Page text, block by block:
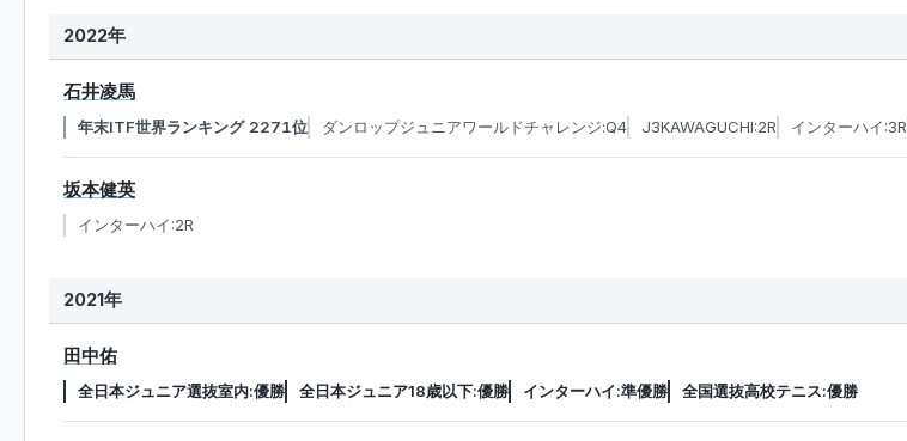
2022年
石井凌馬
年末ITF世界ランキング 2271位 ダンロップジュニアワールドチャレンジ:Q4 J3KAWAGUCHI:2R インターハイ:3R
坂本健英
インターハイ:2R
2021年
田中佑
全日本ジュニア選抜室内:優勝 全日本ジュニア18歳以下:優勝 インターハイ:準優勝 全国選抜高校テニス:優勝